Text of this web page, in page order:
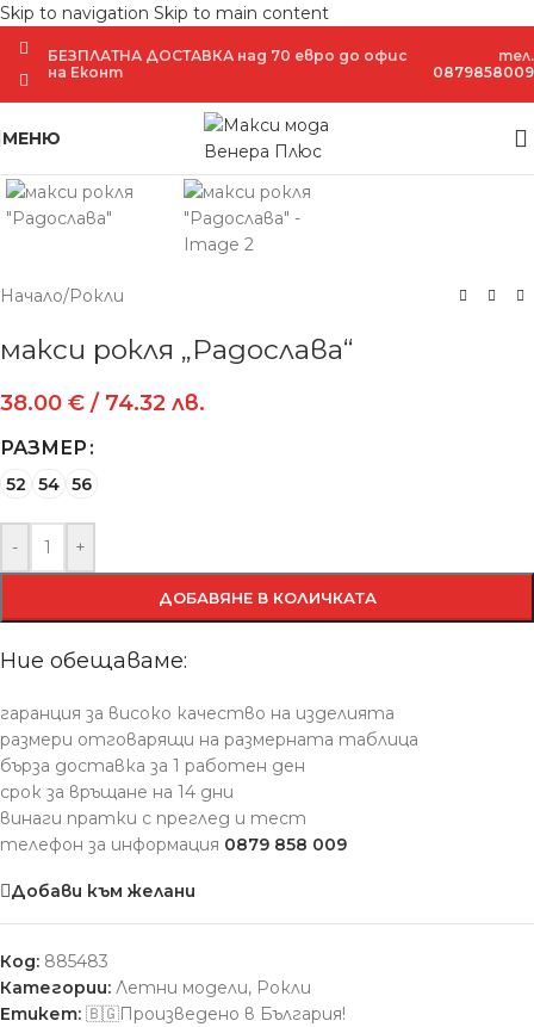
Skip to navigation Skip to main content
БЕЗПЛАТНА ДОСТАВКА над 70 евро до офис
на Еконт
тел.
0879858009
МЕНЮ
Начало/Рокли
макси рокля „Радослава“
38.00 € / 74.32 лв.
РАЗМЕР
52 54 56
- +
ДОБАВЯНЕ В КОЛИЧКАТА
Ние обещаваме:
гаранция за високо качество на изделията
размери отговарящи на размерната таблица
бърза доставка за 1 работен ден
срок за връщане на 14 дни
винаги пратки с преглед и тест
телефон за информация 0879 858 009
Добави към желани
Код: 885483
Категории: Летни модели, Рокли
Етикет: 🇧🇬Произведено в България!